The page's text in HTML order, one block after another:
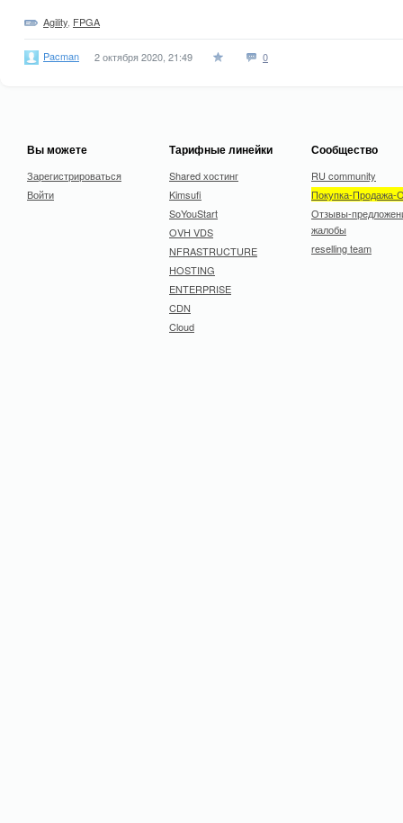
Agility FPGA
Pacman 2 октября 2020, 21:49 0
Вы можете
Зарегистрироваться
Войти
Тарифные линейки
Shared хостинг
Kimsufi
SoYouStart
OVH VDS
NFRASTRUCTURE
HOSTING
ENTERPRISE
CDN
Cloud
Сообщество
RU community
Покупка-Продажа-
Отзывы-
жалобы
reselling team